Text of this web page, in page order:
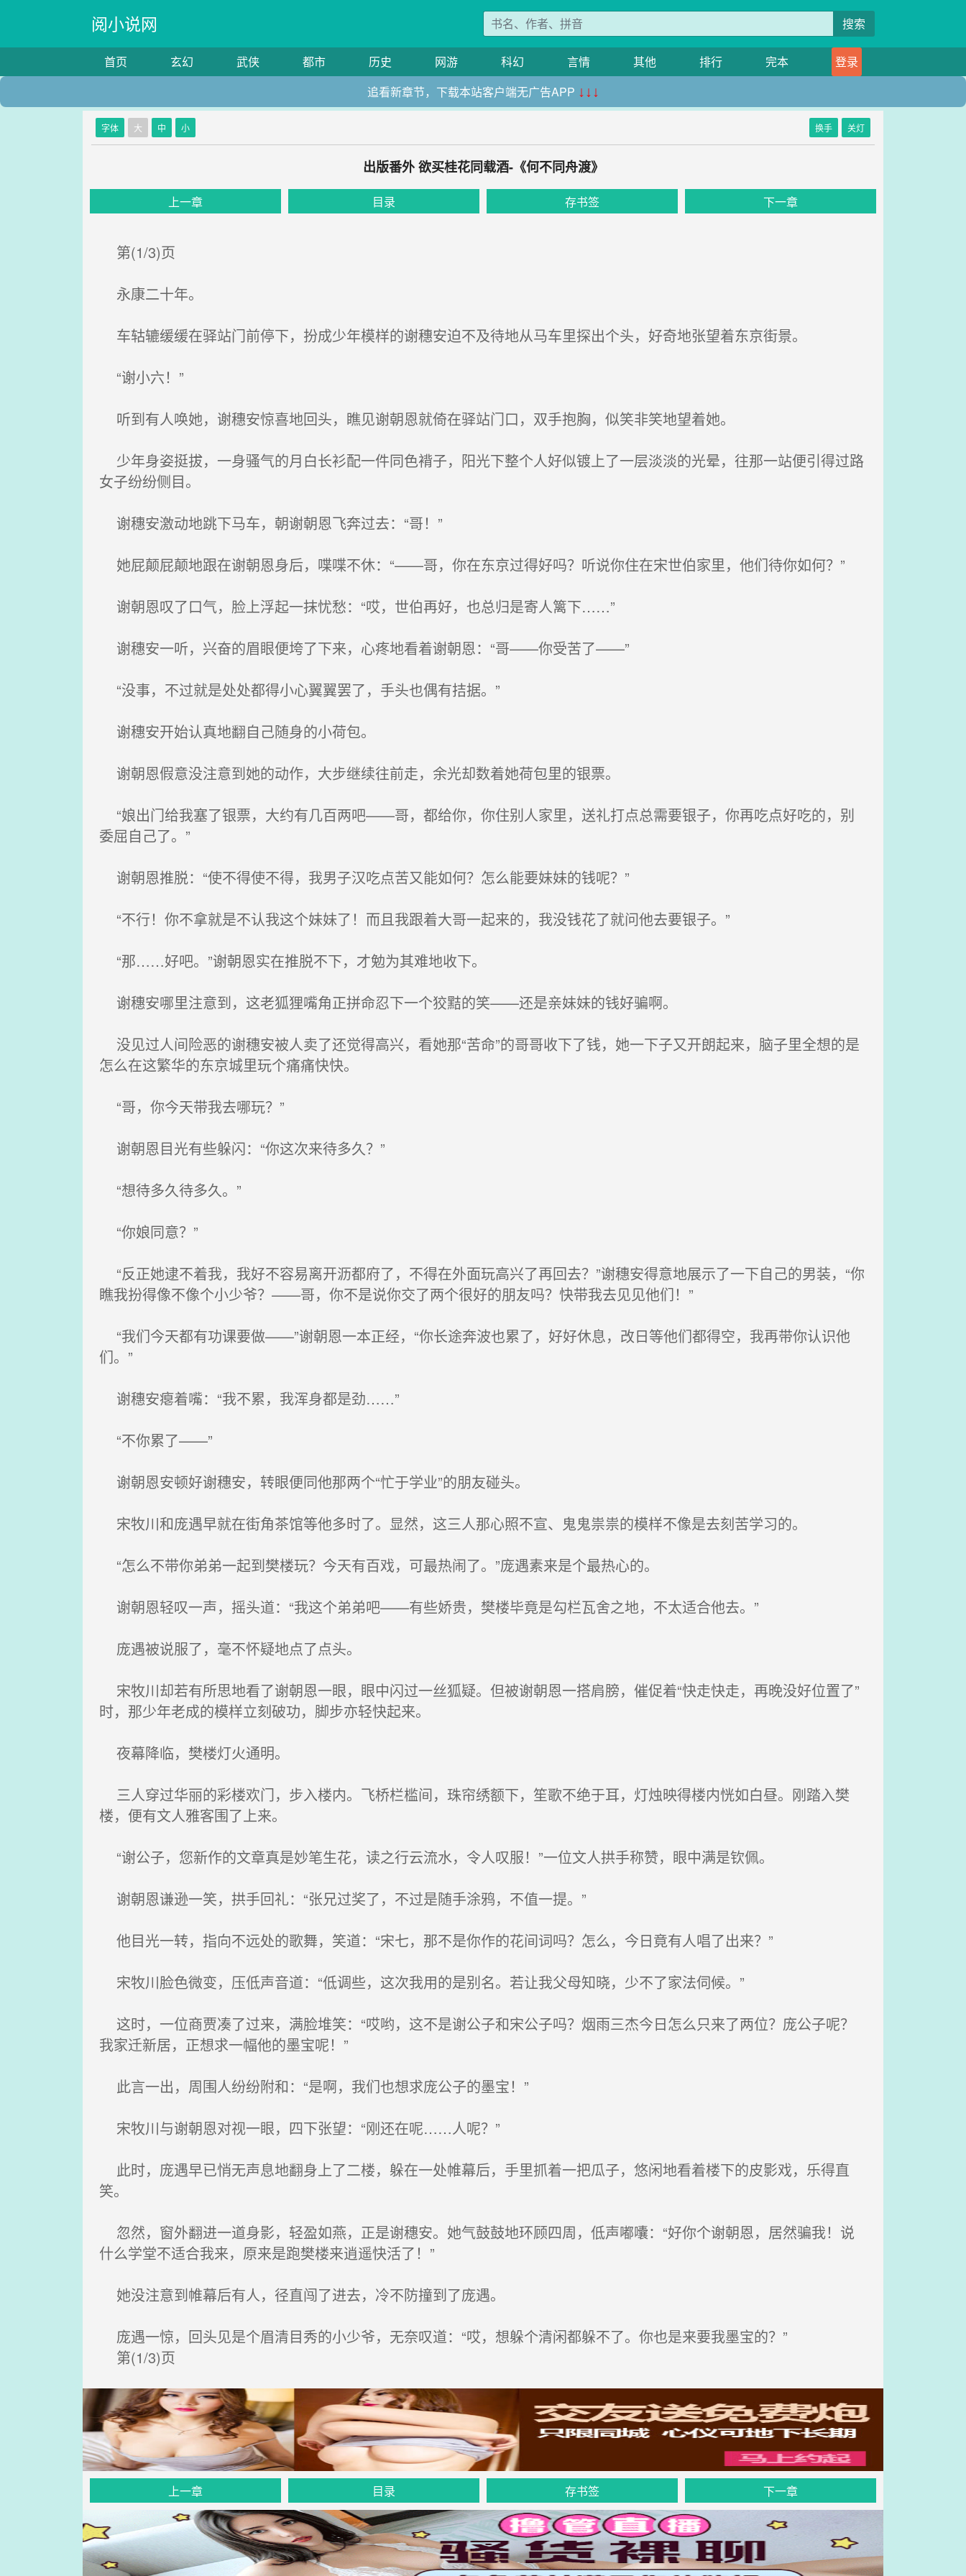
阅小说网 搜索
首页 玄幻 武侠 都市 历史 网游 科幻 言情 其他 排行 完本
登录
追看新章节，下载本站客户端无广告APP ↓↓↓
字体 大 中 小 换手 关灯
出版番外 欲买桂花同载酒-《何不同舟渡》
上一章 目录 存书签 下一章
第(1/3)页
永康二十年。
车轱辘缓缓在驿站门前停下，扮成少年模样的谢穗安迫不及待地从马车里探出个头，好奇地张望着东京街景。
“谢小六！”
听到有人唤她，谢穗安惊喜地回头，瞧见谢朝恩就倚在驿站门口，双手抱胸，似笑非笑地望着她。
少年身姿挺拔，一身骚气的月白长衫配一件同色褙子，阳光下整个人好似镀上了一层淡淡的光晕，往那一站便引得过路
女子纷纷侧目。
谢穗安激动地跳下马车，朝谢朝恩飞奔过去：“哥！”
她屁颠屁颠地跟在谢朝恩身后，喋喋不休：“——哥，你在东京过得好吗？听说你住在宋世伯家里，他们待你如何？”
谢朝恩叹了口气，脸上浮起一抹忧愁：“哎，世伯再好，也总归是寄人篱下……”
谢穗安一听，兴奋的眉眼便垮了下来，心疼地看着谢朝恩：“哥——你受苦了——”
“没事，不过就是处处都得小心翼翼罢了，手头也偶有拮据。”
谢穗安开始认真地翻自己随身的小荷包。
谢朝恩假意没注意到她的动作，大步继续往前走，余光却数着她荷包里的银票。
“娘出门给我塞了银票，大约有几百两吧——哥，都给你，你住别人家里，送礼打点总需要银子，你再吃点好吃的，别
委屈自己了。”
谢朝恩推脱：“使不得使不得，我男子汉吃点苦又能如何？怎么能要妹妹的钱呢？”
“不行！你不拿就是不认我这个妹妹了！而且我跟着大哥一起来的，我没钱花了就问他去要银子。”
“那……好吧。”谢朝恩实在推脱不下，才勉为其难地收下。
谢穗安哪里注意到，这老狐狸嘴角正拼命忍下一个狡黠的笑——还是亲妹妹的钱好骗啊。
没见过人间险恶的谢穗安被人卖了还觉得高兴，看她那“苦命”的哥哥收下了钱，她一下子又开朗起来，脑子里全想的是
怎么在这繁华的东京城里玩个痛痛快快。
“哥，你今天带我去哪玩？”
谢朝恩目光有些躲闪：“你这次来待多久？”
“想待多久待多久。”
“你娘同意？”
“反正她逮不着我，我好不容易离开沥都府了，不得在外面玩高兴了再回去？”谢穗安得意地展示了一下自己的男装，“你
瞧我扮得像不像个小少爷？——哥，你不是说你交了两个很好的朋友吗？快带我去见见他们！”
“我们今天都有功课要做——”谢朝恩一本正经，“你长途奔波也累了，好好休息，改日等他们都得空，我再带你认识他
们。”
谢穗安瘪着嘴：“我不累，我浑身都是劲……”
“不你累了——”
谢朝恩安顿好谢穗安，转眼便同他那两个“忙于学业”的朋友碰头。
宋牧川和庞遇早就在街角茶馆等他多时了。显然，这三人那心照不宣、鬼鬼祟祟的模样不像是去刻苦学习的。
“怎么不带你弟弟一起到樊楼玩？今天有百戏，可最热闹了。”庞遇素来是个最热心的。
谢朝恩轻叹一声，摇头道：“我这个弟弟吧——有些娇贵，樊楼毕竟是勾栏瓦舍之地，不太适合他去。”
庞遇被说服了，毫不怀疑地点了点头。
宋牧川却若有所思地看了谢朝恩一眼，眼中闪过一丝狐疑。但被谢朝恩一搭肩膀，催促着“快走快走，再晚没好位置了”
时，那少年老成的模样立刻破功，脚步亦轻快起来。
夜幕降临，樊楼灯火通明。
三人穿过华丽的彩楼欢门，步入楼内。飞桥栏槛间，珠帘绣额下，笙歌不绝于耳，灯烛映得楼内恍如白昼。刚踏入樊
楼，便有文人雅客围了上来。
“谢公子，您新作的文章真是妙笔生花，读之行云流水，令人叹服！”一位文人拱手称赞，眼中满是钦佩。
谢朝恩谦逊一笑，拱手回礼：“张兄过奖了，不过是随手涂鸦，不值一提。”
他目光一转，指向不远处的歌舞，笑道：“宋七，那不是你作的花间词吗？怎么，今日竟有人唱了出来？”
宋牧川脸色微变，压低声音道：“低调些，这次我用的是别名。若让我父母知晓，少不了家法伺候。”
这时，一位商贾凑了过来，满脸堆笑：“哎哟，这不是谢公子和宋公子吗？烟雨三杰今日怎么只来了两位？庞公子呢？
我家迁新居，正想求一幅他的墨宝呢！”
此言一出，周围人纷纷附和：“是啊，我们也想求庞公子的墨宝！”
宋牧川与谢朝恩对视一眼，四下张望：“刚还在呢……人呢？”
此时，庞遇早已悄无声息地翻身上了二楼，躲在一处帷幕后，手里抓着一把瓜子，悠闲地看着楼下的皮影戏，乐得直
笑。
忽然，窗外翻进一道身影，轻盈如燕，正是谢穗安。她气鼓鼓地环顾四周，低声嘟囔：“好你个谢朝恩，居然骗我！说
什么学堂不适合我来，原来是跑樊楼来逍遥快活了！”
她没注意到帷幕后有人，径直闯了进去，冷不防撞到了庞遇。
庞遇一惊，回头见是个眉清目秀的小少爷，无奈叹道：“哎，想躲个清闲都躲不了。你也是来要我墨宝的？”
第(1/3)页
上一章 目录 存书签 下一章